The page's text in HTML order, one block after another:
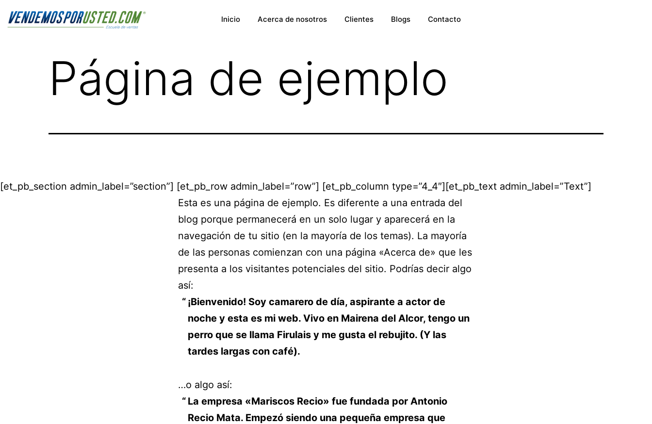
Inicio Acerca de nosotros Clientes Blogs Contacto
Página de ejemplo
[et_pb_section admin_label=”section”] [et_pb_row admin_label=”row”] [et_pb_column type=”4_4″][et_pb_text admin_label=”Text”]
Esta es una página de ejemplo. Es diferente a una entrada del
blog porque permanecerá en un solo lugar y aparecerá en la
navegación de tu sitio (en la mayoría de los temas). La mayoría
de las personas comienzan con una página «Acerca de» que les
presenta a los visitantes potenciales del sitio. Podrías decir algo
así:
¡Bienvenido! Soy camarero de día, aspirante a actor de
noche y esta es mi web. Vivo en Mairena del Alcor, tengo un
perro que se llama Firulais y me gusta el rebujito. (Y las
tardes largas con café).
…o algo así:
La empresa «Mariscos Recio» fue fundada por Antonio
Recio Mata. Empezó siendo una pequeña empresa que